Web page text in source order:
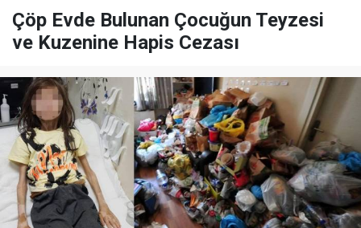
Çöp Evde Bulunan Çocuğun Teyzesi
ve Kuzenine Hapis Cezası